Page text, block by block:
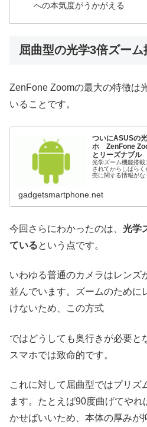
への本気度がうかがえる
屈曲型の光学3倍ズーム
ZenFone Zoomの最大の特徴は
いることです。
ついにASUSの
ホ ZenFone
とリーズナブル
光学ズーム機能搭
されてからしばら
売に関する情報が
gadgetsmartphone.net
今回さらにわかったのは、 光学
ているという点です。
いわゆる普通のカメラはレンズ
並んでいます。ズームのために
けないため、この方式
ではどうしても奥行きが必要と
スマホでは致命的です。
これに対して屈曲型ではプリズ
ます。たとえば90度曲げてや
かせばいいため、本体の厚みが